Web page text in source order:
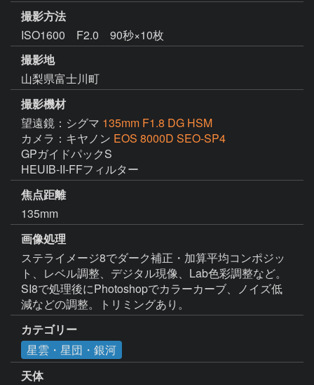
撮影方法
ISO1600 F2.0 90秒×10枚
撮影地
山梨県富士川町
撮影機材
望遠鏡：シグマ 135mm F1.8 DG HSM
カメラ：キヤノン EOS 8000D SEO-SP4
GPガイドパックS
HEUIB-II-FFフィルター
焦点距離
135mm
画像処理
ステライメージ8でダーク補正・加算平均コンポジッ
ト、レベル調整、デジタル現像、Lab色彩調整など。
SI8で処理後にPhotoshopでカラーカーブ、ノイズ低
減などの調整。トリミングあり。
カテゴリー
星雲・星団・銀河
天体